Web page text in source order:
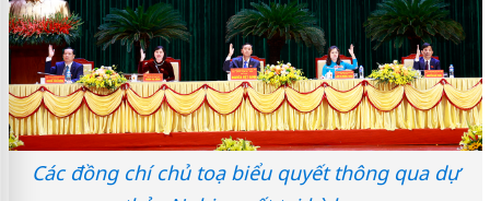
Các đồng chí chủ toạ biểu quyết thông qua dự